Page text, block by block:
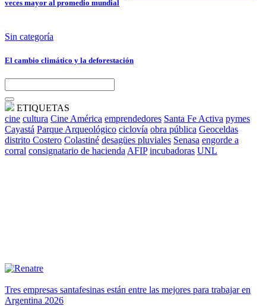
veces mayor al promedio mundial
Sin categoría
El cambio climático y la deforestación
ETIQUETAS
cine cultura Cine América emprendedores Santa Fe Activa pymes
Cayastá Parque Arqueológico ciclovía obra pública Geoceldas
distrito Costero Colastiné desagües pluviales Senasa engorde a
corral consignatario de hacienda AFIP incubadoras UNL
Tres empresas santafesinas están entre las mejores para trabajar en
Argentina 2026